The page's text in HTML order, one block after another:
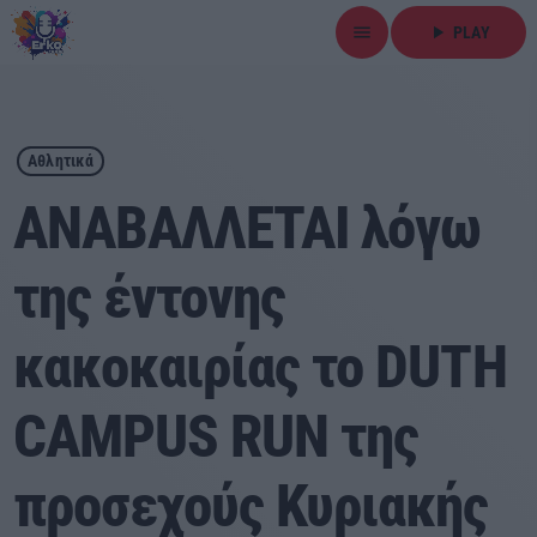
menu play_arrow PLAY
close
play_arrow ΕΡΚΟ
Αρχική
Εκπομπές
Ειδήσεις
Αθλητικά
Αθλητικά
ΑΝΑΒΑΛΛΕΤΑΙ λόγω
της έντονης
κακοκαιρίας το DUTH
CAMPUS RUN της
προσεχούς Κυριακής